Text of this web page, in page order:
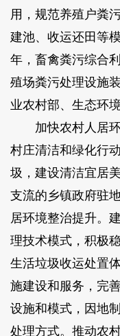
用，规范养殖户粪
建池、收运还田等
年，畜禽粪污综合
殖场粪污处理设施
业农村部、生态环
加快农村人居环
村庄清洁和绿化行
圾，建设清洁宜居
支流的乡镇政府驻
居环境整治提升。
理技术模式，积极
生活垃圾收运处置
施建设和服务，完
设施和模式，因地
处理方式。推动农